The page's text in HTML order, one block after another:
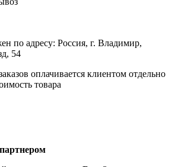
по адресу: Россия, г. Владимир,
54
оплачивается клиентом отдельно
товара
партнером